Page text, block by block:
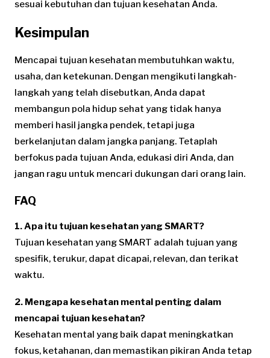
sesuai kebutuhan dan tujuan kesehatan Anda.
Kesimpulan
Mencapai tujuan kesehatan membutuhkan waktu,
usaha, dan ketekunan. Dengan mengikuti langkah-
langkah yang telah disebutkan, Anda dapat
membangun pola hidup sehat yang tidak hanya
memberi hasil jangka pendek, tetapi juga
berkelanjutan dalam jangka panjang. Tetaplah
berfokus pada tujuan Anda, edukasi diri Anda, dan
jangan ragu untuk mencari dukungan dari orang lain.
FAQ
1. Apa itu tujuan kesehatan yang SMART?
Tujuan kesehatan yang SMART adalah tujuan yang
spesifik, terukur, dapat dicapai, relevan, dan terikat
waktu.
2. Mengapa kesehatan mental penting dalam
mencapai tujuan kesehatan?
Kesehatan mental yang baik dapat meningkatkan
fokus, ketahanan, dan memastikan pikiran Anda tetap